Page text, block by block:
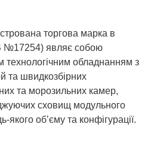
торгова марка в
№17254) являє собою
технологічним обладнанням з
та швидкозбірних
та морозильних камер,
сховищ модульного
об’єму та конфігурації.